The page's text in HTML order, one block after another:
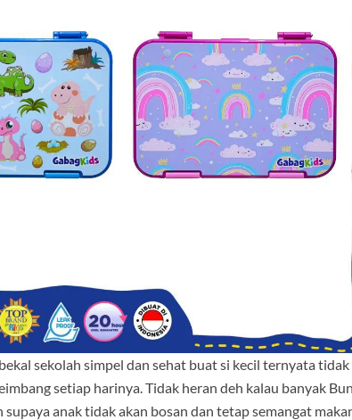
sekolah simpel dan sehat buat si kecil ternyata
setiap harinya. Tidak heran deh kalau banyak
anak tidak akan bosan dan tetap semangat